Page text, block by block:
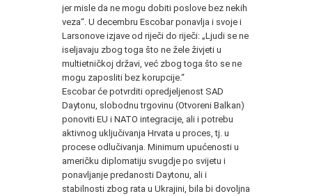
jer misle da ne mogu dobiti poslove bez nekih
veza“. U decembru Escobar ponavlja i svoje i
Larsonove izjave od riječi do riječi: „Ljudi se ne
iseljavaju zbog toga što ne žele živjeti u
multietničkoj državi, već zbog toga što se ne
mogu zaposliti bez korupcije.“
Escobar će potvrditi opredjeljenost SAD
Daytonu, slobodnu trgovinu (Otvoreni Balkan)
ponoviti EU i NATO integracije, ali i potrebu
aktivnog uključivanja Hrvata u proces, tj. u
procese odlučivanja. Minimum upućenosti u
američku diplomatiju svugdje po svijetu i
ponavljanje predanosti Daytonu, ali i
stabilnosti zbog rata u Ukrajini, bila bi dovoljna